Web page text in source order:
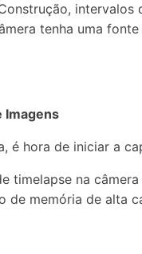
intervalos
tenha uma
Imagens
é hora de iniciar a
timelapse na
de memória de alta